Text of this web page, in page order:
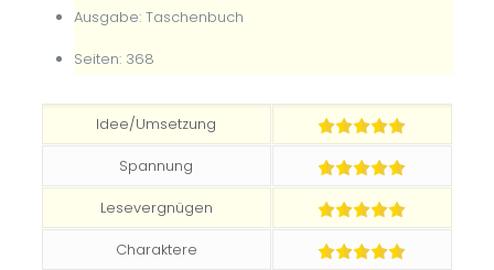
Ausgabe: Taschenbuch
Seiten: 368
Idee/Umsetzung
Spannung
Lesevergnügen
Charaktere